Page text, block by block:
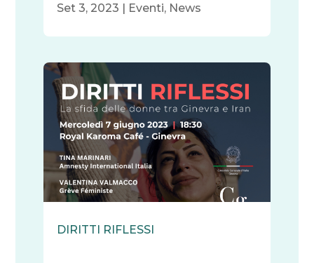
Set 3, 2023 | Eventi, News
DIRITTI RIFLESSI